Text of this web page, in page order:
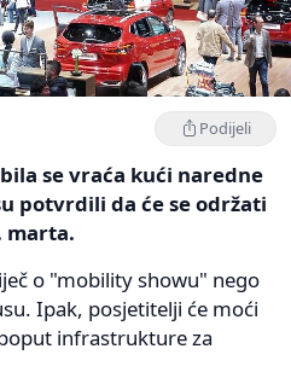
Podijeli
se vraća kući naredne
potvrdili da će se održati
marta.
o "mobility showu" nego
Ipak, posjetitelji će moći
infrastrukture za